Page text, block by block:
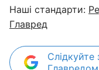
Наші стандарти:
Главред